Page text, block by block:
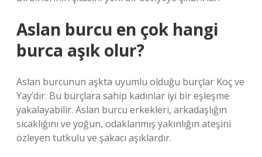
Aslan burcu en çok hangi
burca aşık olur?
Aslan burcunun aşkta uyumlu olduğu burçlar Koç ve
Yay’dır. Bu burçlara sahip kadınlar iyi bir eşleşme
yakalayabilir. Aslan burcu erkekleri, arkadaşlığın
sıcaklığını ve yoğun, odaklanmış yakınlığın ateşini
özleyen tutkulu ve şakacı aşıklardır.